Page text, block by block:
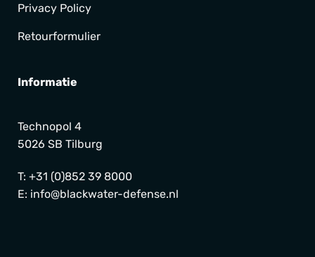
Privacy Policy
Retourformulier
Informatie
Technopol 4
5026 SB Tilburg
T: +31 (0)852 39 8000
E: info@blackwater-defense.nl